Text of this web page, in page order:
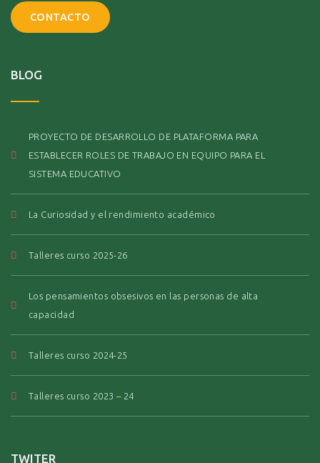
CONTACTO
BLOG
PROYECTO DE DESARROLLO DE PLATAFORMA PARA
ESTABLECER ROLES DE TRABAJO EN EQUIPO PARA EL
SISTEMA EDUCATIVO
La Curiosidad y el rendimiento académico
Talleres curso 2025-26
Los pensamientos obsesivos en las personas de alta
capacidad
Talleres curso 2024-25
Talleres curso 2023 – 24
TWITER